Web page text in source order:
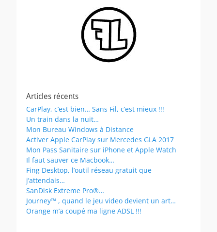
Articles récents
CarPlay, c’est bien… Sans Fil, c’est mieux !!!
Un train dans la nuit…
Mon Bureau Windows à Distance
Activer Apple CarPlay sur Mercedes GLA 2017
Mon Pass Sanitaire sur iPhone et Apple Watch
Il faut sauver ce Macbook…
Fing Desktop, l’outil réseau gratuit que
j’attendais…
SanDisk Extreme Pro®…
Journey™ , quand le jeu video devient un art…
Orange m’a coupé ma ligne ADSL !!!